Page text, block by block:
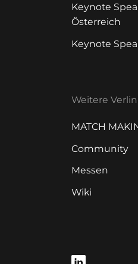
Keynote
Österreich
Keynote
Weitere
MATCH
Community
Messen
Wiki